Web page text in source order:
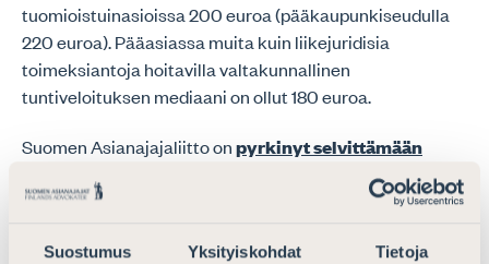
Suostumus Yksityiskohdat Tietoja
tuomioistuinasioissa 200 euroa (pääkaupunkiseudulla
220 euroa). Pääasiassa muita kuin liikejuridisia
toimeksiantoja hoitavilla valtakunnallinen
tuntiveloituksen mediaani on ollut 180 euroa.
Suomen Asianajajaliitto onpyrkinyt selvittämään
oikeusaputoimistojen täyden korvauksen asiakkailta
veloitettujen hintojen vaikutusta kilpailutilanteeseen
valtuuskunnalle esitetyssä ja tammikuussa 2018